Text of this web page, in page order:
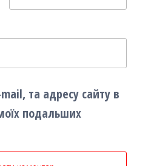
та адресу сайту в
подальших